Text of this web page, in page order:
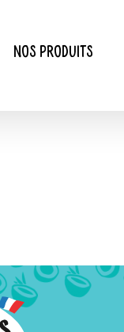
Nos produits